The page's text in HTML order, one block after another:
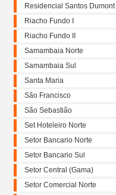
Residencial Santos Dumont
Riacho Fundo I
Riacho Fundo II
Samambaia Norte
Samambaia Sul
Santa Maria
São Francisco
São Sebastião
Set Hoteleiro Norte
Setor Bancario Norte
Setor Bancario Sul
Setor Central (Gama)
Setor Comercial Norte